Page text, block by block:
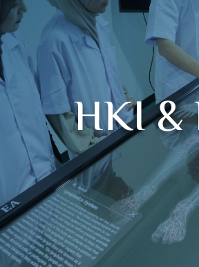
HKI &